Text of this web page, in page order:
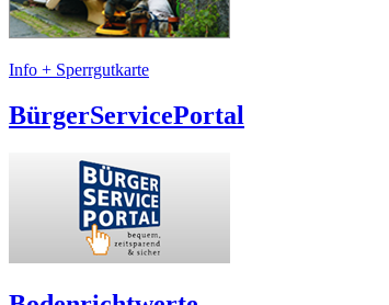
Info + Sperrgutkarte
BürgerServicePortal